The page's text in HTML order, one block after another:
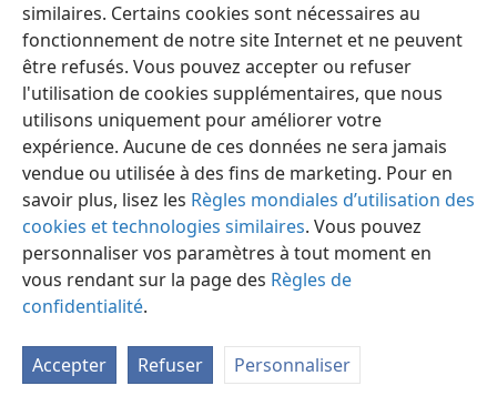
similaires. Certains cookies sont nécessaires au
fonctionnement de notre site Internet et ne peuvent
être refusés. Vous pouvez accepter ou refuser
l'utilisation de cookies supplémentaires, que nous
utilisons uniquement pour améliorer votre
expérience. Aucune de ces données ne sera jamais
vendue ou utilisée à des fins de marketing. Pour en
savoir plus, lisez les Règles mondiales d’utilisation des
cookies et technologies similaires. Vous pouvez
personnaliser vos paramètres à tout moment en
vous rendant sur la page des Règles de
confidentialité.
Accepter Refuser Personnaliser
Préférences
Copyright© 2026 Watch Tower Bible and Tract Society of Pennsylvania
Conditions d’utilisation
Règles de confidentialité
Paramètres de confidentialité
JW.ORG Se connecter